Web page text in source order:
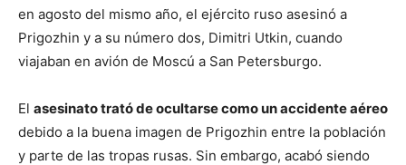
en agosto del mismo año, el ejército ruso asesinó a
Prigozhin y a su número dos, Dimitri Utkin, cuando
viajaban en avión de Moscú a San Petersburgo.
El asesinato trató de ocultarse como un accidente aéreo
debido a la buena imagen de Prigozhin entre la población
y parte de las tropas rusas. Sin embargo, acabó siendo